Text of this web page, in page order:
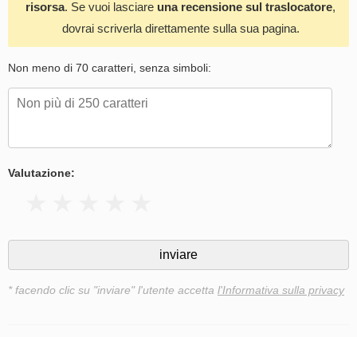
risorsa. Se vuoi lasciare una recensione sul traslocatore,
dovrai scriverla direttamente sulla sua pagina.
Non meno di 70 caratteri, senza simboli:
Valutazione:
* facendo clic su "inviare" l'utente accetta l'Informativa sulla privacy